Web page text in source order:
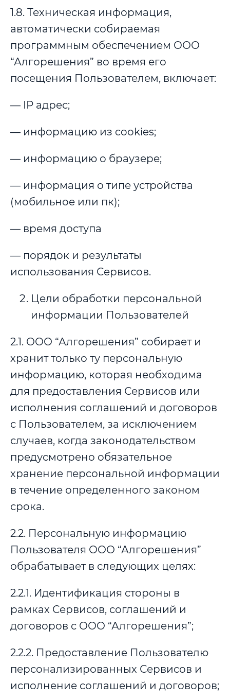
1.8. Техническая информация,
автоматически собираемая
программным обеспечением ООО
“Алгорешения” во время его
посещения Пользователем, включает:
— IP адрес;
— информацию из cookies;
— информацию о браузере;
— информация о типе устройства
(мобильное или пк);
— время доступа
— порядок и результаты
использования Сервисов.
Цели обработки персональной
информации Пользователей
2.1. ООО “Алгорешения” собирает и
хранит только ту персональную
информацию, которая необходима
для предоставления Сервисов или
исполнения соглашений и договоров
с Пользователем, за исключением
случаев, когда законодательством
предусмотрено обязательное
хранение персональной информации
в течение определенного законом
срока.
2.2. Персональную информацию
Пользователя ООО “Алгорешения”
обрабатывает в следующих целях:
2.2.1. Идентификация стороны в
рамках Сервисов, соглашений и
договоров с ООО “Алгорешения”;
2.2.2. Предоставление Пользователю
персонализированных Сервисов и
исполнение соглашений и договоров;